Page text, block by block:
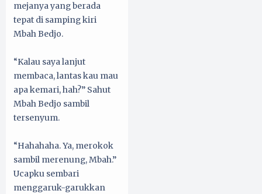
mejanya yang berada
tepat di samping kiri
Mbah Bedjo.
“Kalau saya lanjut
membaca, lantas kau mau
apa kemari, hah?” Sahut
Mbah Bedjo sambil
tersenyum.
“Hahahaha. Ya, merokok
sambil merenung, Mbah.”
Ucapku sembari
menggaruk-garukkan